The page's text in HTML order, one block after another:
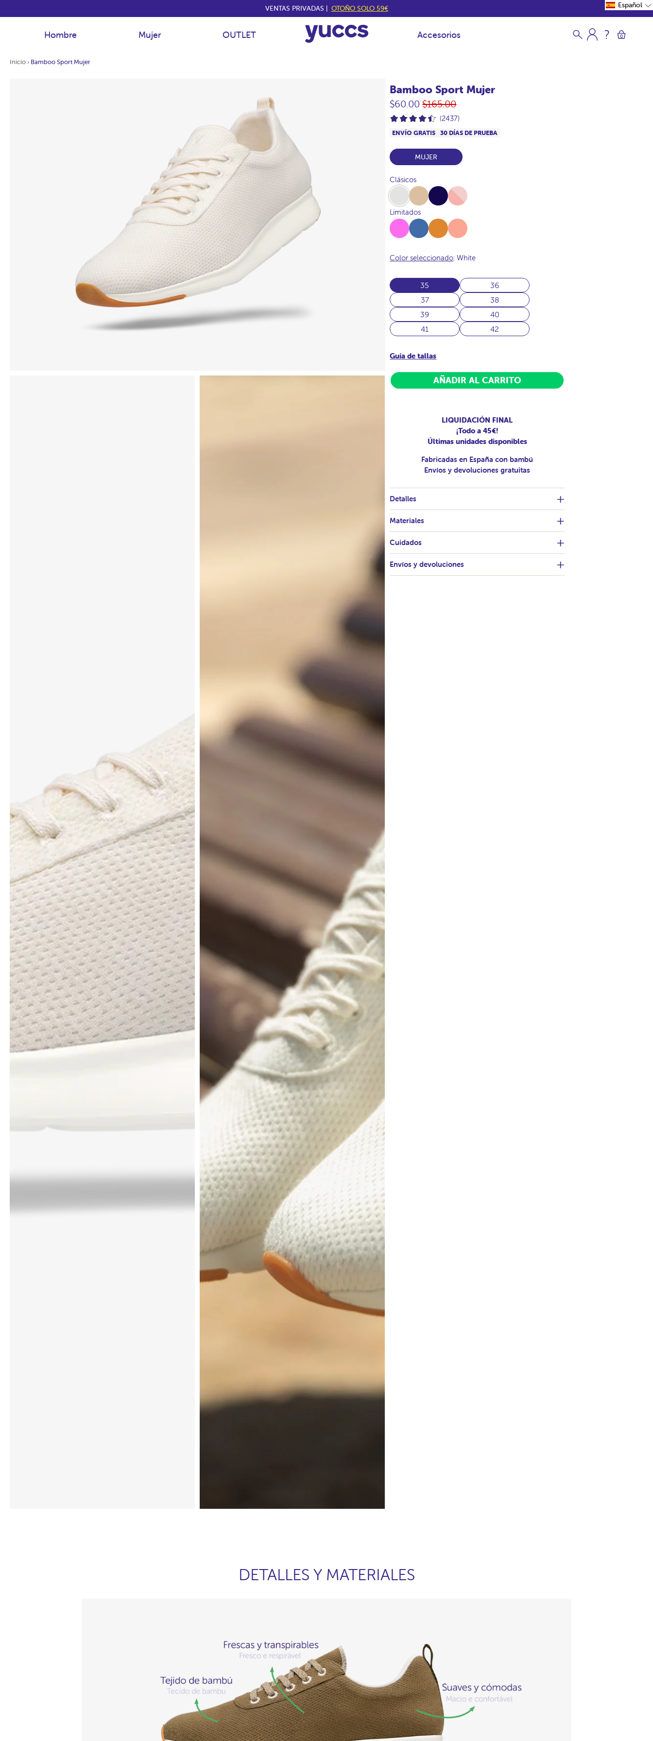
VENTAS PRIVADAS | OTOÑO SOLO 59€
Hombre Mujer OUTLET Accesorios 0
Inicio › Bamboo Sport Mujer
Bamboo Sport Mujer
$60.00Precio
habitual
$165.00
(2437)
ENVÍO GRATIS 30 DÍAS DE PRUEBA
MUJER
Clásicos
White Beige Navy Pink
Limitados
Fucsia
Azul-
Vallarta
Canela Melocoton
Color seleccionado: White
35
36
37
38
39
40
41
42
Guía de tallas
AÑADIR AL CARRITO
LIQUIDACIÓN FINAL
¡Todo a 45€!
Últimas unidades disponibles
Fabricadas en España con bambú
Envíos y devoluciones gratuitas
Detalles
Materiales
Cuidados
Envíos y devoluciones
DETALLES Y MATERIALES
Español